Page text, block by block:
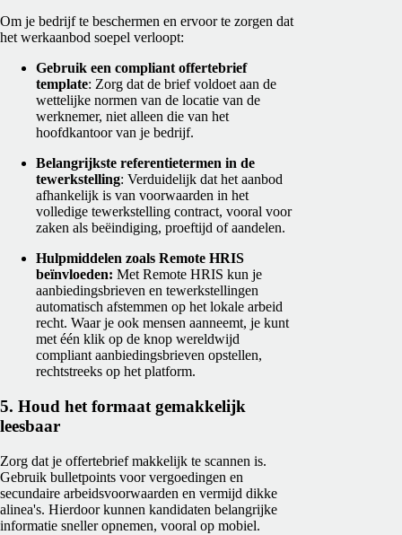
Om je bedrijf te beschermen en ervoor te zorgen dat
het werkaanbod soepel verloopt:
Gebruik een compliant offertebrief
template: Zorg dat de brief voldoet aan de
wettelijke normen van de locatie van de
werknemer, niet alleen die van het
hoofdkantoor van je bedrijf.
Belangrijkste referentietermen in de
tewerkstelling: Verduidelijk dat het aanbod
afhankelijk is van voorwaarden in het
volledige tewerkstelling contract, vooral voor
zaken als beëindiging, proeftijd of aandelen.
Hulpmiddelen zoals Remote HRIS
beïnvloeden: Met Remote HRIS kun je
aanbiedingsbrieven en tewerkstellingen
automatisch afstemmen op het lokale arbeid
recht. Waar je ook mensen aanneemt, je kunt
met één klik op de knop wereldwijd
compliant aanbiedingsbrieven opstellen,
rechtstreeks op het platform.
5. Houd het formaat gemakkelijk
leesbaar
Zorg dat je offertebrief makkelijk te scannen is.
Gebruik bulletpoints voor vergoedingen en
secundaire arbeidsvoorwaarden en vermijd dikke
alinea's. Hierdoor kunnen kandidaten belangrijke
informatie sneller opnemen, vooral op mobiel.